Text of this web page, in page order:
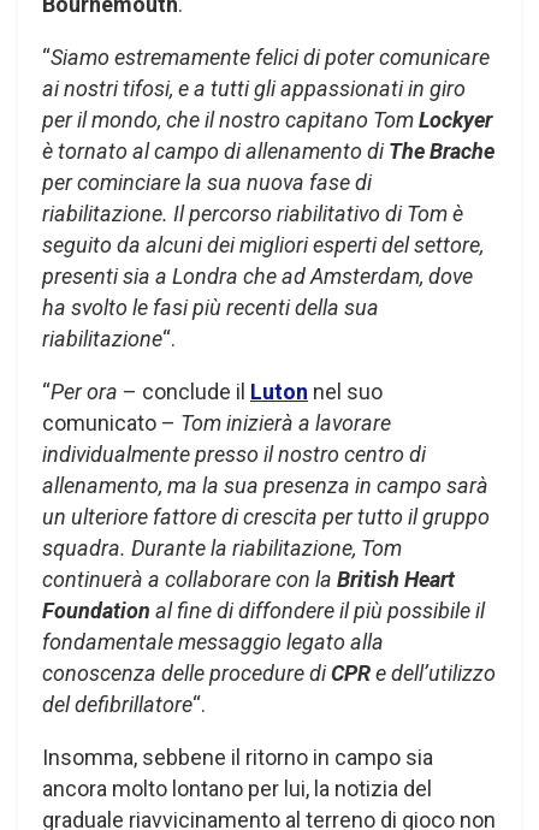
“Siamo estremamente felici di poter comunicare
ai nostri tifosi, e a tutti gli appassionati in giro
per il mondo, che il nostro capitano TomLockyer
è tornato al campo di allenamento diThe Brache
per cominciare la sua nuova fase di
riabilitazione. Il percorso riabilitativo di Tom è
seguito da alcuni dei migliori esperti del settore,
presenti sia a Londra che ad Amsterdam, dove
ha svolto le fasi più recenti della sua
riabilitazione“.
“Per ora – conclude il Luton nel suo
comunicato – Tom inizierà a lavorare
individualmente presso il nostro centro di
allenamento, ma la sua presenza in campo sarà
un ulteriore fattore di crescita per tutto il gruppo
squadra. Durante la riabilitazione, Tom
continuerà a collaborare con la British Heart
Foundation al fine di diffondere il più possibile il
fondamentale messaggio legato alla
conoscenza delle procedure diCPRe dell’utilizzo
del defibrillatore“.
Insomma, sebbene il ritorno in campo sia
ancora molto lontano per lui, la notizia del
graduale riavvicinamento al terreno di gioco non